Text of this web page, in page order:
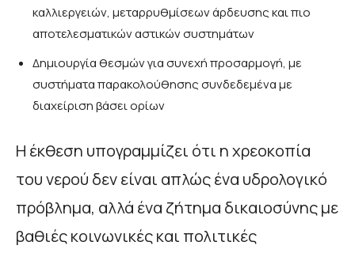
καλλιεργειών, μεταρρυθμίσεων άρδευσης και πιο
αποτελεσματικών αστικών συστημάτων
Δημιουργία θεσμών για συνεχή προσαρμογή, με
συστήματα παρακολούθησης συνδεδεμένα με
διαχείριση βάσει ορίων
Η έκθεση υπογραμμίζει ότι η χρεοκοπία
του νερού δεν είναι απλώς ένα υδρολογικό
πρόβλημα, αλλά ένα ζήτημα δικαιοσύνης με
βαθιές κοινωνικές και πολιτικές